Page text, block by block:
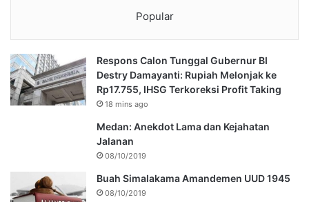
Popular
Respons Calon Tunggal Gubernur BI
Destry Damayanti: Rupiah Melonjak ke
Rp17.755, IHSG Terkoreksi Profit Taking
18 mins ago
Medan: Anekdot Lama dan Kejahatan
Jalanan
08/10/2019
Buah Simalakama Amandemen UUD 1945
08/10/2019